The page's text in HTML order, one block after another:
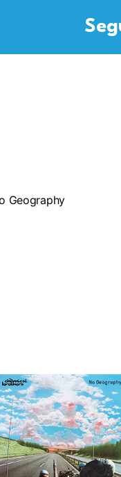
Geography